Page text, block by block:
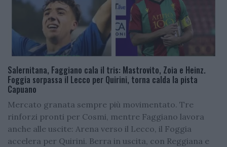
Salernitana, Faggiano cala il tris: Mastrovito, Zoia e Heinz.
Foggia sorpassa il Lecco per Quirini, torna calda la pista
Capuano
Mercato granata sempre più movimentato. Tre
rinforzi pronti per Cosmi, mentre Faggiano lavora
anche alle uscite: Arena verso il Lecco, il Foggia
accelera per Quirini. Berra in uscita, con Reggiana e